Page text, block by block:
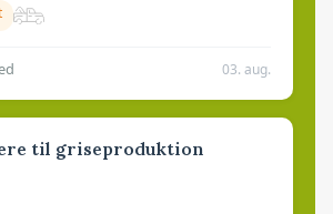
03. aug.
til griseproduktion